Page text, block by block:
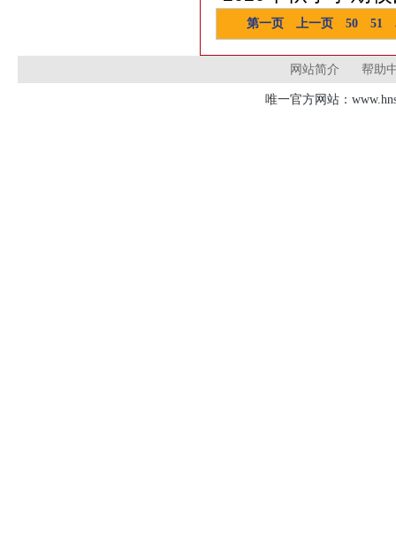
第一页 上一页 50 51
网站简介 帮助
唯一官方网站：